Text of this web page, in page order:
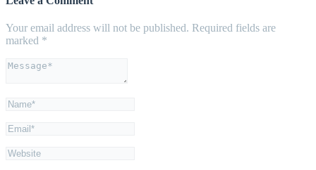
Your email address will not be published. Required fields are
marked *